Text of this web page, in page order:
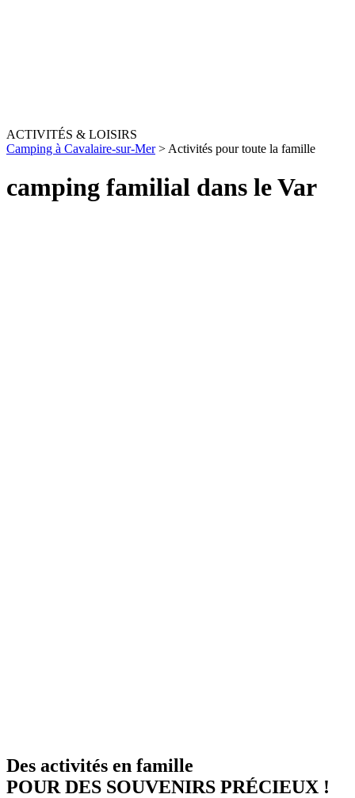
ACTIVITÉS & LOISIRS
Camping à Cavalaire-sur-Mer> Activités pour toute la famille
camping familial dans le Var
Des activités en famille
POUR DES SOUVENIRS PRÉCIEUX !